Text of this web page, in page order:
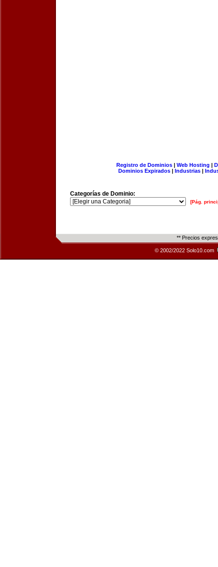
Registro de Dominios| Web Hosting |
Dominios Expirados | Industrias |
Categorías de Dominio:
[Pág.
** Precios
© 2002/2022 Solo10.com